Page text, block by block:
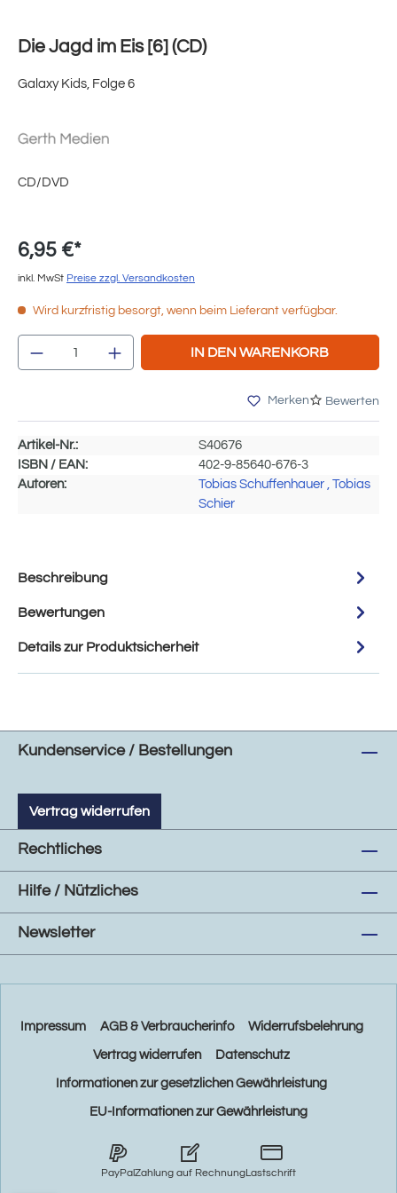
Die Jagd im Eis [6] (CD)
Galaxy Kids, Folge 6
CD/DVD
6,95 €*
inkl. MwSt Preise zzgl. Versandkosten
Wird kurzfristig besorgt, wenn beim Lieferant verfügbar.
Produkt Anzahl: Gib den gewünschten
IN DEN WARENKORB
Merken Bewerten
Artikel-Nr.:
S40676
ISBN / EAN:
402-9-85640-676-3
Autoren:
Tobias Schuffenhauer , Tobias
Schier
Beschreibung
Bewertungen
Details zur Produktsicherheit
Kundenservice / Bestellungen
Vertrag widerrufen
Rechtliches
Hilfe / Nützliches
Newsletter
Impressum AGB & Verbraucherinfo Widerrufsbelehrung
Vertrag widerrufen Datenschutz
Informationen zur gesetzlichen Gewährleistung
EU-Informationen zur Gewährleistung
PayPalZahlung auf RechnungLastschrift